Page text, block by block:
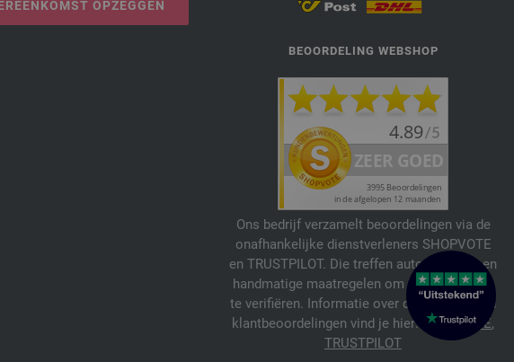
OPZEGGEN
BEOORDELING WEBSHOP
Ons bedrijf verzamelt beoordelingen via de
onafhankelijke dienstverleners SHOPVOTE
en TRUSTPILOT. Die treffen automatische en
handmatige maatregelen om beoordelingen
te verifiëren. Informatie over de echtheid van
klantbeoordelingen vind je hier: SHOPVOTE,
TRUSTPILOT